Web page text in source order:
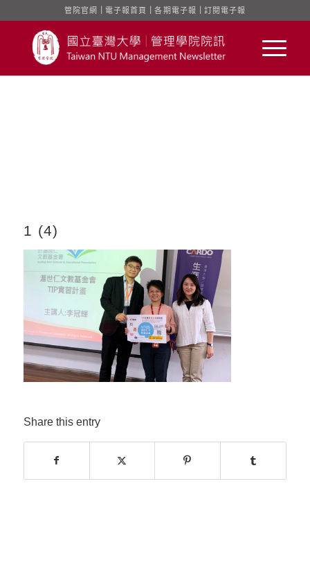
管院官網 電子報首頁 ｜各期電子報 訂閱電子報
1 (4)
Share this entry